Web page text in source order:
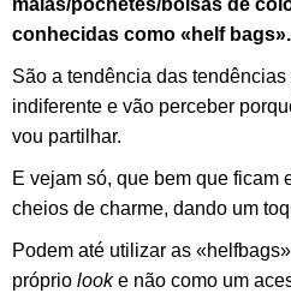
malas/pochetes/bolsas de
conhecidas como «helf bags».
São a tendência das
indiferente e vão perceber
vou partilhar.
E vejam só, que bem que ficam
cheios de charme, dando um
Podem até utilizar as
próprio looke não como um